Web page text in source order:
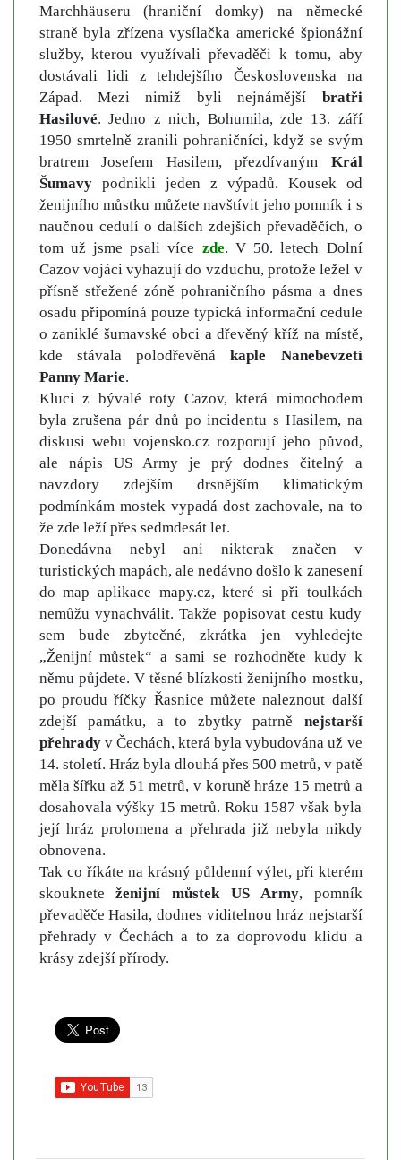
Marchhäuseru (hraniční domky) na německé
straně byla zřízena vysílačka americké špionážní
služby, kterou využívali převaděči k tomu, aby
dostávali lidi z tehdejšího Československa na
Západ. Mezi nimiž byli nejnámější bratři
Hasilové. Jedno z nich, Bohumila, zde 13. září
1950 smrtelně zranili pohraničníci, když se svým
bratrem Josefem Hasilem, přezdívaným Král
Šumavypodnikli jeden z výpadů. Kousek od
ženijního můstku můžete navštívit jeho pomník i s
naučnou cedulí o dalších zdejších převaděčích, o
tom už jsme psali více zde. V 50. letech Dolní
Cazov vojáci vyhazují do vzduchu, protože ležel v
přísně střežené zóně pohraničního pásma a dnes
osadu připomíná pouze typická informační cedule
o zaniklé šumavské obci a dřevěný kříž na místě,
kde stávala polodřevěnákaple Nanebevzetí
Panny Marie.
Kluci z bývalé roty Cazov, která mimochodem
byla zrušena pár dnů po incidentu s Hasilem, na
diskusi webu vojensko.cz rozporují jeho původ,
ale nápis US Army je prý dodnes čitelný a
navzdory zdejším drsnějším klimatickým
podmínkám mostek vypadá dost zachovale, na to
že zde leží přes sedmdesát let.
Donedávna nebyl ani nikterak značen v
turistických mapách, ale nedávno došlo k zanesení
do map aplikace mapy.cz, které si při toulkách
nemůžu vynachválit. Takže popisovat cestu kudy
sem bude zbytečné, zkrátka jen vyhledejte
„Ženijní můstek“ a sami se rozhodněte kudy k
němu půjdete. V těsné blízkosti ženijního mostku,
po proudu říčky Řasnice můžete naleznout další
zdejší památku, a to zbytky patrně nejstarší
přehradyv Čechách, která byla vybudována už ve
14. století. Hráz byla dlouhá přes 500 metrů, v patě
měla šířku až 51 metrů, v koruně hráze 15 metrů a
dosahovala výšky 15 metrů. Roku 1587 však byla
její hráz prolomena a přehrada již nebyla nikdy
obnovena.
Tak co říkáte na krásný půldenní výlet, při kterém
skoukneteženijní můstek US Army, pomník
převaděče Hasila, dodnes viditelnou hráz nejstarší
přehrady v Čechách a to za doprovodu klidu a
krásy zdejší přírody.